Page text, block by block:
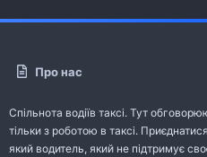
Про нас
Спільнота водіїв таксі. Тут
тільки з роботою в таксі.
який водитель, який не підтримує